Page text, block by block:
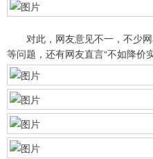
对此，网友意见不一，不少网
等问题，还有网友直言“不如降价实